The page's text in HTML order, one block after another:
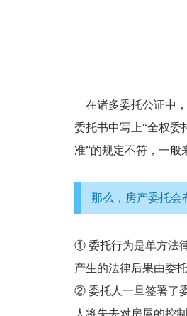
在诸多委托公证中
委托书中写上“全权委
准”的规定不符，一般
那么，房产委托会
① 委托行为是单方法
产生的法律后果由委托
② 委托人一旦签署了